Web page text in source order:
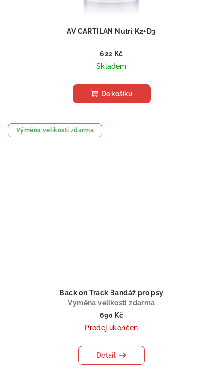
AV CARTILAN Nutri K2+D3
622 Kč
Skladem
Do košíku
Výměna velikosti zdarma
Back on Track Bandáž pro psy
Výměna velikosti zdarma
690 Kč
Prodej ukončen
Detail